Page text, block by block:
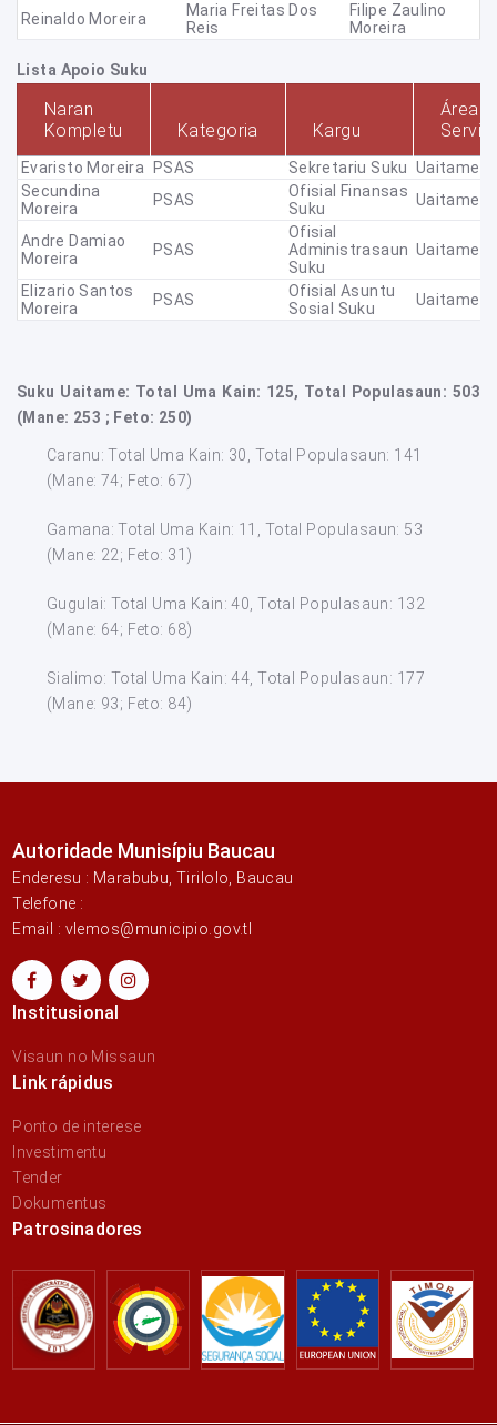
Reinaldo Moreira
Maria Freitas Dos
Reis
Filipe Zaulino
Moreira
Lista Apoio Suku
Naran
Kompletu
Kategoria Kargu
Área
Evaristo Moreira PSAS Sekretariu Suku Uaitame
Secundina
Moreira
PSAS
Ofisial Finansas
Suku
Uaitame
Andre Damiao
Moreira
PSAS
Ofisial
Administrasaun
Suku
Uaitame
Elizario Santos
Moreira
PSAS
Ofisial Asuntu
Sosial Suku
Uaitame
Suku Uaitame: Total Uma Kain: 125, Total Populasaun: 503
(Mane: 253 ; Feto: 250)
Caranu: Total Uma Kain: 30, Total Populasaun: 141
(Mane: 74; Feto: 67)
Gamana: Total Uma Kain: 11, Total Populasaun: 53
(Mane: 22; Feto: 31)
Gugulai: Total Uma Kain: 40, Total Populasaun: 132
(Mane: 64; Feto: 68)
Sialimo: Total Uma Kain: 44, Total Populasaun: 177
(Mane: 93; Feto: 84)
Autoridade Munisípiu Baucau
Enderesu : Marabubu, Tirilolo, Baucau
Telefone :
Email : vlemos@municipio.gov.tl
Institusional
Visaun no Missaun
Link rápidus
Ponto de interese
Investimentu
Tender
Dokumentus
Patrosinadores